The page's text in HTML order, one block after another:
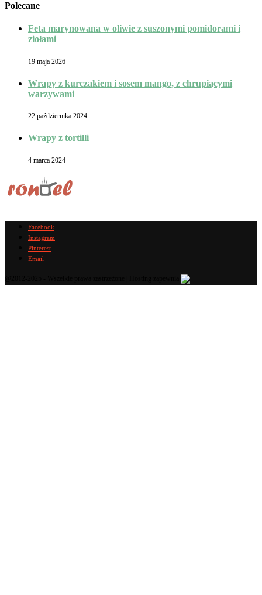
Polecane
Feta marynowana w oliwie z suszonymi pomidorami i
ziołami
19 maja 2026
Wrapy z kurczakiem i sosem mango, z chrupiącymi
warzywami
22 października 2024
Wrapy z tortilli
4 marca 2024
Facebook
Instagram
Pinterest
Email